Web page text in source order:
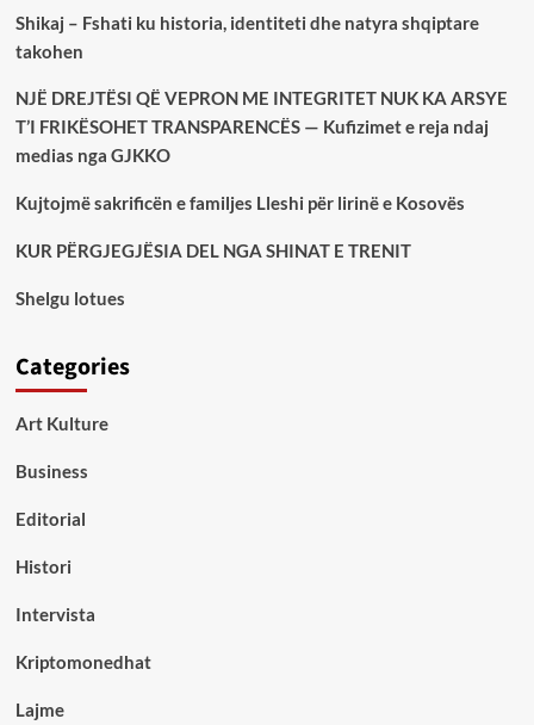
Shikaj – Fshati ku historia, identiteti dhe natyra shqiptare
takohen
NJË DREJTËSI QË VEPRON ME INTEGRITET NUK KA ARSYE
T’I FRIKËSOHET TRANSPARENCËS — Kufizimet e reja ndaj
medias nga GJKKO
Kujtojmë sakrificën e familjes Lleshi për lirinë e Kosovës
KUR PËRGJEGJËSIA DEL NGA SHINAT E TRENIT
Shelgu lotues
Categories
Art Kulture
Business
Editorial
Histori
Intervista
Kriptomonedhat
Lajme